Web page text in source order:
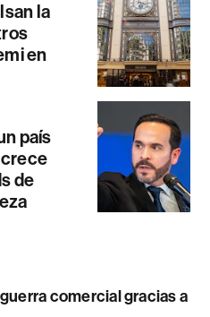
la
en
país
de
comercial gracias a